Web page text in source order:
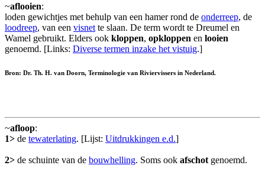
~aflooien:
loden gewichtjes met behulp van een hamer rond de onderreep, de
loodreep, van een visnet te slaan. De term wordt te Dreumel en
Wamel gebruikt. Elders ook kloppen, opkloppen en looien
genoemd. [Links: Diverse termen inzake het vistuig.]
Bron: Dr. Th. H. van Doorn, Terminologie van Riviervissers in Nederland.
~afloop:
1> de tewaterlating. [Lijst: Uitdrukkingen e.d.]
2> de schuinte van de bouwhelling. Soms ook afschot genoemd.